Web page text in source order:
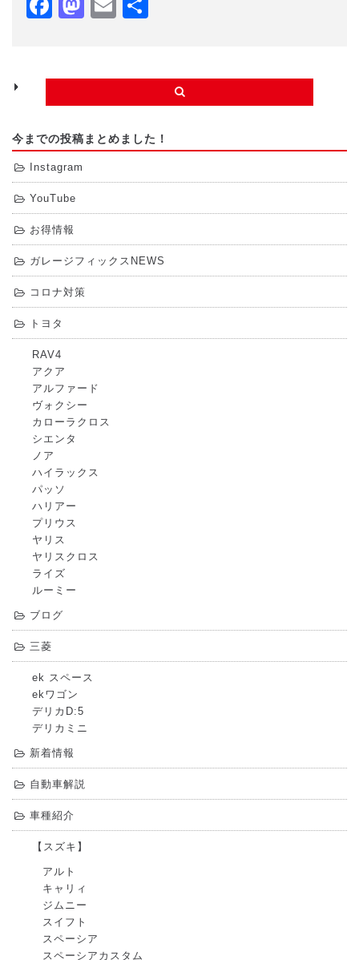
今までの投稿まとめました！
Instagram
YouTube
お得情報
ガレージフィックスNEWS
コロナ対策
トヨタ
RAV4
アクア
アルファード
ヴォクシー
カローラクロス
シエンタ
ノア
ハイラックス
パッソ
ハリアー
プリウス
ヤリス
ヤリスクロス
ライズ
ルーミー
ブログ
三菱
ek スペース
ekワゴン
デリカD:5
デリカミニ
新着情報
自動車解説
車種紹介
【スズキ】
アルト
キャリィ
ジムニー
スイフト
スペーシア
スペーシアカスタム